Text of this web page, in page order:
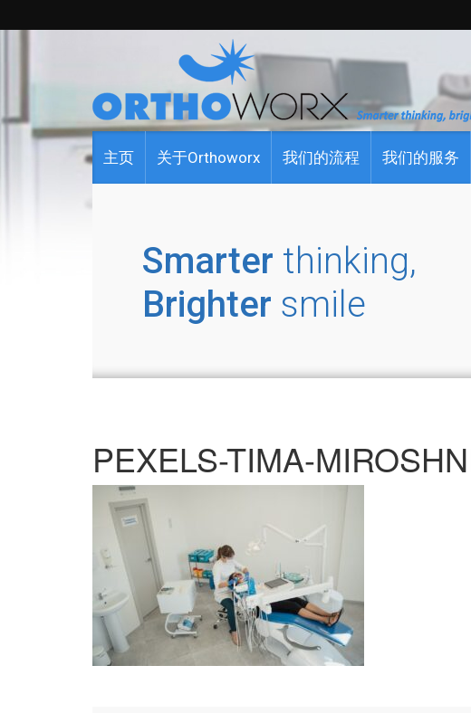
主页 关于Orthoworx 我们的流程 我们的服务
Smarter thinking,
Brighter smile
PEXELS-TIMA-